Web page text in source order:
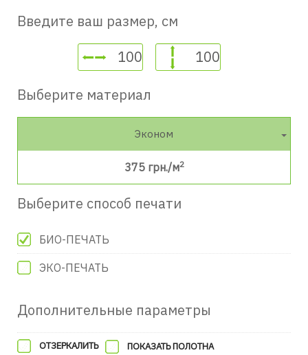
Введите ваш размер, см
Выберите материал
Эконом
375 грн./м2
Выберите способ печати
БИО-ПЕЧАТЬ
ЭКО-ПЕЧАТЬ
Дополнительные параметры
ОТЗЕРКАЛИТЬ ПОКАЗАТЬ ПОЛОТНА